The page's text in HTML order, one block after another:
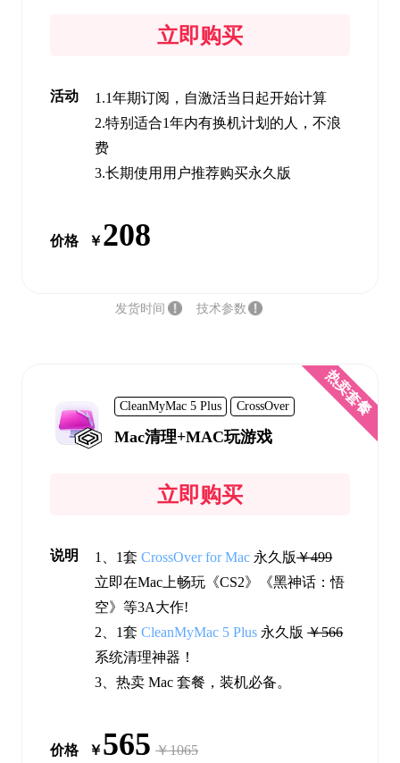
立即购买
活动
1.1年期订阅，自激活当日起开始计算
2.特别适合1年内有换机计划的人，不浪
费
3.长期使用用户推荐购买永久版
价格 ￥208
发货时间 技术参数
热卖套餐
CleanMyMac 5 Plus CrossOver
Mac清理+MAC玩游戏
立即购买
说明 1、1套 CrossOver for Mac 永久版￥499
立即在Mac上畅玩《CS2》《黑神话：悟
空》等3A大作!
2、1套 CleanMyMac 5 Plus 永久版￥566
系统清理神器！
3、热卖 Mac 套餐，装机必备。
价格 ￥565 ￥1065